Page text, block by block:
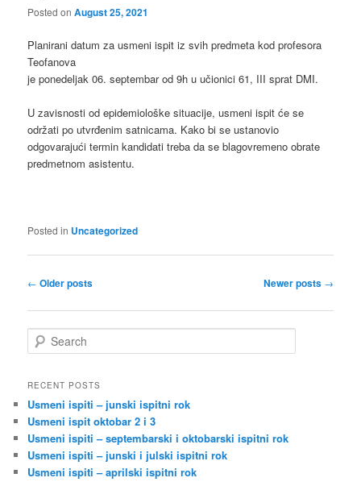
Posted onAugust 25, 2021
Planirani datum za usmeni ispit iz svih predmeta kod profesora
Teofanova
je ponedeljak 06. septembar od 9h u učionici 61, III sprat DMI.
U zavisnosti od epidemiološke situacije, usmeni ispit će se
održati po utvrđenim satnicama. Kako bi se ustanovio
odgovarajući termin kandidati treba da se blagovremeno obrate
predmetnom asistentu.
Posted in Uncategorized
Post
← Older posts Newer posts →
e
r
h
RECENT POSTS
Usmeni ispiti – junski ispitni rok
Usmeni ispit oktobar 2 i 3
Usmeni ispiti – septembarski i oktobarski ispitni rok
Usmeni ispiti – junski i julski ispitni rok
Usmeni ispiti – aprilski ispitni rok